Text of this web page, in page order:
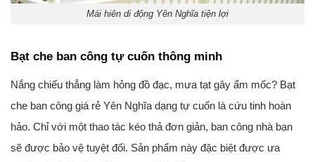
Mái hiên di động Yên Nghĩa tiện lợi
Bạt che ban công tự cuốn thông minh
Nắng chiếu thẳng làm hỏng đồ đạc, mưa tạt gây ẩm mốc? Bạt
che ban công giá rẻ Yên Nghĩa dạng tự cuốn là cứu tinh hoàn
hảo. Chỉ với một thao tác kéo thả đơn giản, ban công nhà bạn
sẽ được bảo vệ tuyệt đối. Sản phẩm này đặc biệt được ưa